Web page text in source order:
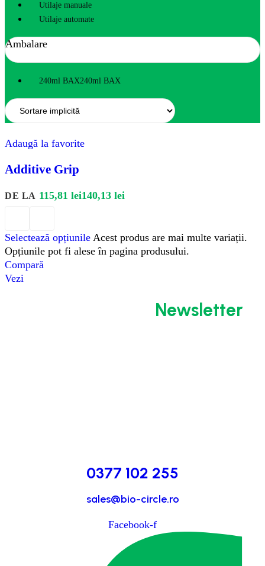
Utilaje manuale
Utilaje automate
Ambalare
240ml BAX240ml BAX
Adaugă la favorite
Additive Grip
DE LA 115,81 lei140,13 lei
Selectează opțiunile Acest produs are mai multe variații.
Opțiunile pot fi alese în pagina produsului.
Compară
Vezi
Newsletter
0377 102 255
sales@bio-circle.ro
Facebook-f